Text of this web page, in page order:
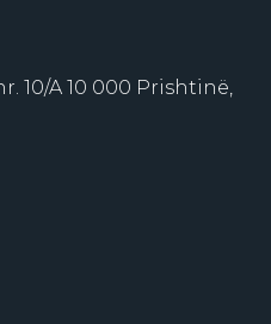
10/A 10 000 Prishtinë,